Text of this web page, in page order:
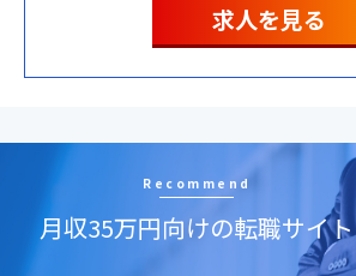
求人を見る
Recommend
月収35万円向けの転職サイト